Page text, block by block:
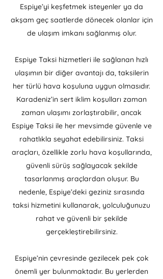
Espiye’yi keşfetmek isteyenler ya da
akşam geç saatlerde dönecek olanlar için
de ulaşım imkanı sağlanmış olur.
Espiye Taksi hizmetleri ile sağlanan hızlı
ulaşımın bir diğer avantajı da, taksilerin
her türlü hava koşuluna uygun olmasıdır.
Karadeniz’in sert iklim koşulları zaman
zaman ulaşımı zorlaştırabilir, ancak
Espiye Taksi ile her mevsimde güvenle ve
rahatlıkla seyahat edebilirsiniz. Taksi
araçları, özellikle zorlu hava koşullarında,
güvenli sürüş sağlayacak şekilde
tasarlanmış araçlardan oluşur. Bu
nedenle, Espiye’deki geziniz sırasında
taksi hizmetini kullanarak, yolculuğunuzu
rahat ve güvenli bir şekilde
gerçekleştirebilirsiniz.
Espiye’nin çevresinde gezilecek pek çok
önemli yer bulunmaktadır. Bu yerlerden